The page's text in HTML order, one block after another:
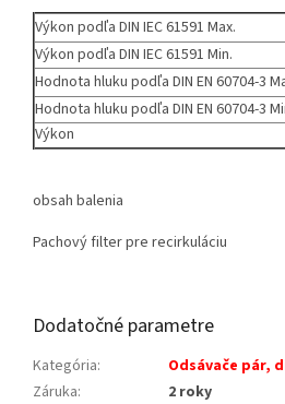
Výkon podľa DIN IEC 61591 Max.
Výkon podľa DIN IEC 61591 Min.
Hodnota hluku podľa DIN EN 60704-3
Hodnota hluku podľa DIN EN 60704-3
Výkon
obsah balenia
Pachový filter pre recirkuláciu
Dodatočné parametre
Kategória:
Odsávače pár,
Záruka:
2 roky